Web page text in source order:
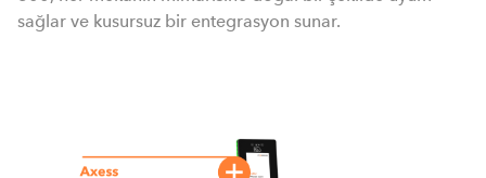
sağlar ve kusursuz bir entegrasyon sunar.